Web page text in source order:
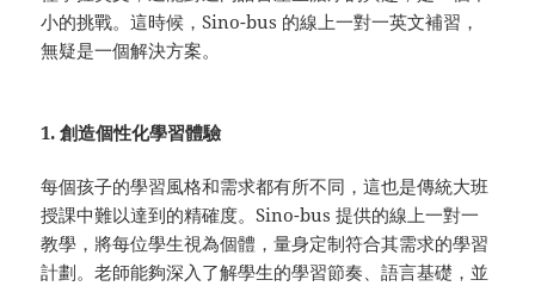
小的挑戰。這時候，Sino-bus 的線上一對一英文補習，
無疑是一個解決方案。
1. 創造個性化學習體驗
每個孩子的學習風格和需求都有所不同，這也是傳統大班
授課中難以達到的精確度。Sino-bus 提供的線上一對一
教學，將每位學生視為個體，量身定制符合其需求的學習
計劃。老師能夠深入了解學生的學習節奏、語言基礎，並